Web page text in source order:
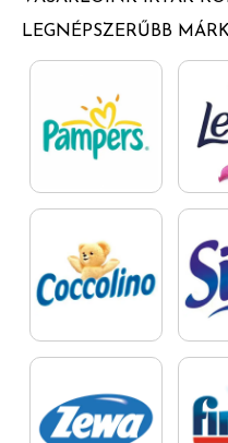
LEGNÉPSZERŰBB